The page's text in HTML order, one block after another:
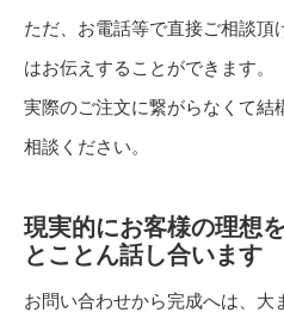
ただ、お電話等で直接ご相談頂
はお伝えすることができます。
実際のご注文に繋がらなくて結
相談ください。
現実的にお客様の理想
とことん話し合います
お問い合わせから完成へは、大